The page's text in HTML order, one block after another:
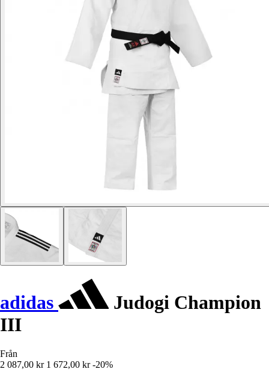
adidas
Judogi Champion
III
Från
2 087,00 kr 1 672,00 kr -20%